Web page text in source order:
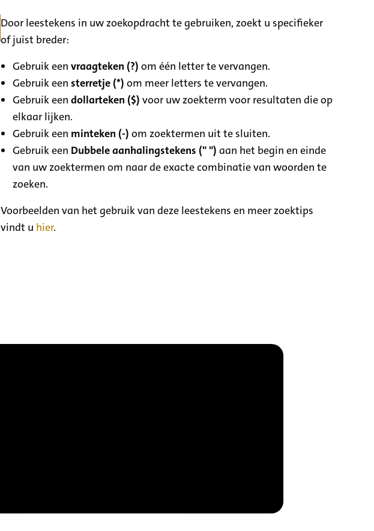
Door leestekens in uw zoekopdracht te gebruiken, zoekt u specifieker
of juist breder:
Gebruik eenvraagteken (?) om één letter te vervangen.
Gebruik eensterretje (*) om meer letters te vervangen.
Gebruik eendollarteken ($) voor uw zoekterm voor resultaten die op
elkaar lijken.
Gebruik een minteken (-) om zoektermen uit te sluiten.
Gebruik een Dubbele aanhalingstekens (" ") aan het begin en einde
van uw zoektermen om naar de exacte combinatie van woorden te
zoeken.
Voorbeelden van het gebruik van deze leestekens en meer zoektips
vindt u hier.